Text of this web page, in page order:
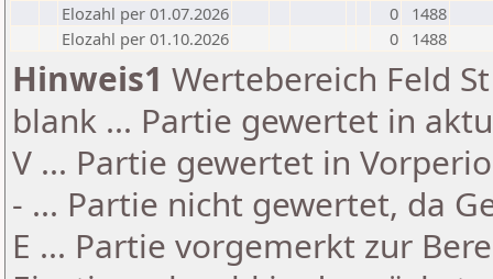
Elozahl per 01.07.2026
0
1488
Elozahl per 01.10.2026
0 1488
Hinweis1 Wertebereich Feld
blank ... Partie gewertet in
V ... Partie gewertet in
- ... Partie nicht gewertet, da
E ... Partie vorgemerkt zur